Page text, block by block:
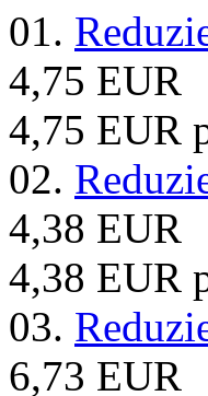
01.
4,75 EUR
4,75 EUR
02.
4,38 EUR
4,38 EUR
03.
6,73 EUR